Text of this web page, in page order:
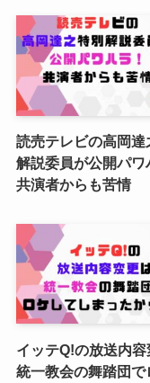
読売テレビの高岡達
解説委員が公開パワ
共演者からも苦情
イッテQ!の放送内容
統一教会の舞踏団で